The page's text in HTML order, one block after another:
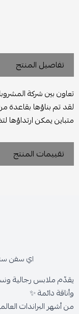
تفاصيل المنتج
تعاون بين شركة
لقد تم بناؤها بقاعدة
متباين يمكن ارتداؤها
تقييمات المنتج
اي سفن
يقدّم ملابس رجالية
وأناقة دائمة ✨
من أشهر البراندات